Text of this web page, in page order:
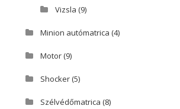
Vizsla (9)
Minion autómatrica (4)
Motor(9)
Shocker(5)
Szélvédőmatrica (8)